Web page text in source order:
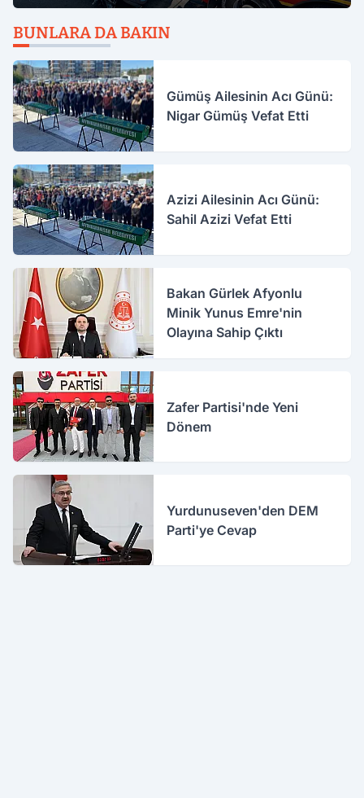
BUNLARA DA BAKIN
Gümüş Ailesinin Acı Günü:
Nigar Gümüş Vefat Etti
Azizi Ailesinin Acı Günü:
Sahil Azizi Vefat Etti
Bakan Gürlek Afyonlu
Minik Yunus Emre'nin
Olayına Sahip Çıktı
Zafer Partisi'nde Yeni
Dönem
Yurdunuseven'den DEM
Parti'ye Cevap